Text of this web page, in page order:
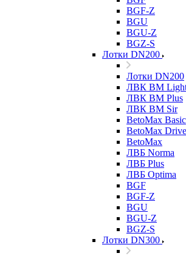
BGF-Z
BGU
BGU-Z
BGZ-S
Лотки DN200
Лотки DN200
ЛВК ВМ
ЛВК ВМ Plus
ЛВК ВМ Sir
BetoMax Basic
BetoMax Drive
BetoMax
ЛВБ Norma
ЛВБ Plus
ЛВБ Optima
BGF
BGF-Z
BGU
BGU-Z
BGZ-S
Лотки DN300